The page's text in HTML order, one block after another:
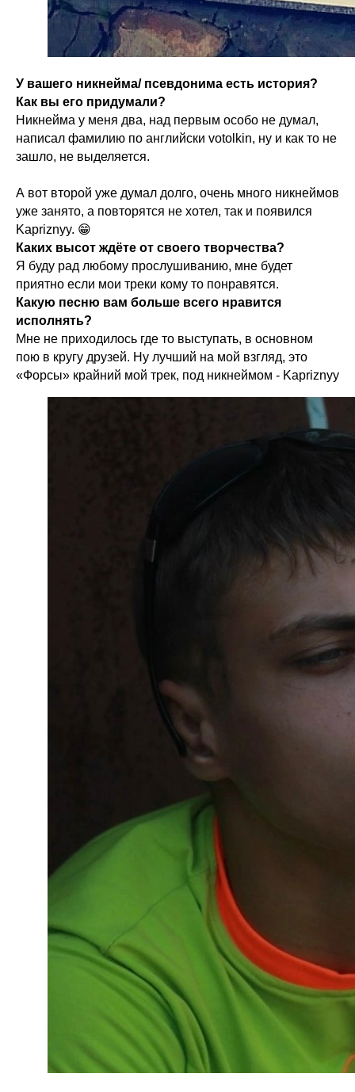
У вашего никнейма/ псевдонима есть история?
Как вы его придумали?
Никнейма у меня два, над первым особо не думал,
написал фамилию по английски votolkin, ну и как то не
зашло, не выделяется.
А вот второй уже думал долго, очень много никнеймов
уже занято, а повторятся не хотел, так и появился
Kapriznyy. 😁
Каких высот ждёте от своего творчества?
Я буду рад любому прослушиванию, мне будет
приятно если мои треки кому то понравятся.
Какую песню вам больше всего нравится
исполнять?
Мне не приходилось где то выступать, в основном
пою в кругу друзей. Ну лучший на мой взгляд, это
«Форсы» крайний мой трек, под никнеймом - Kapriznyy